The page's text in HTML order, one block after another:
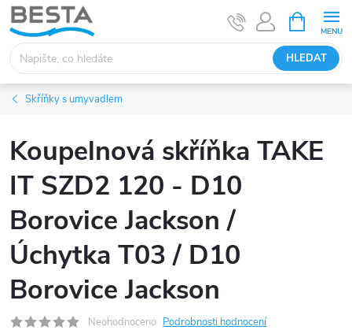
Přejít
na
obsah
HLEDAT
NÁKUPNÍ
KOŠÍK
Skříňky s umyvadlem
Koupelnová skříňka TAKE
IT SZD2 120 - D10
Borovice Jackson /
Úchytka T03 / D10
Borovice Jackson
Neohodnoceno Podrobnosti hodnocení